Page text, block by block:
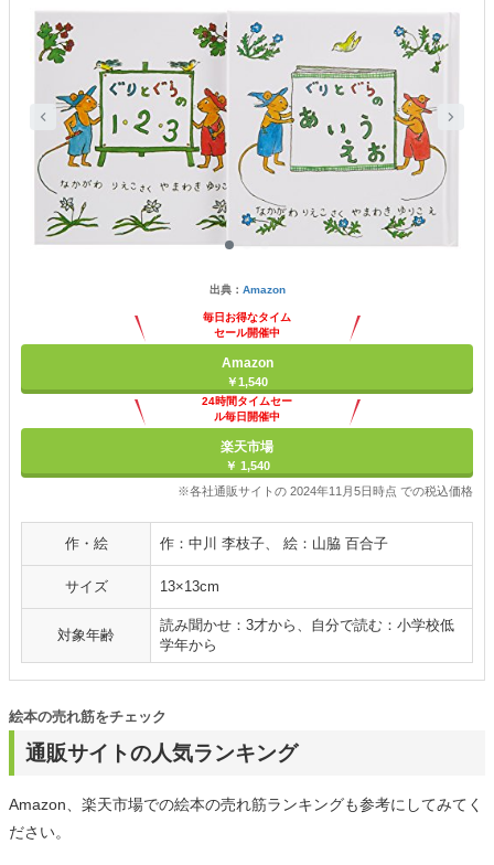
出典： Amazon
毎日お得なタイム
セール開催中
Amazon
￥1,540
24時間タイムセー
ル毎日開催中
楽天市場
￥ 1,540
※各社通販サイトの 2024年11月5日時点 での税込価格
作・絵 作：中川 李枝子、 絵：山脇 百合子
サイズ 13×13cm
対象年齢
読み聞かせ：3才から、自分で読む：小学校低
学年から
通販サイトの人気ランキング
絵本の売れ筋をチェック
Amazon、楽天市場での絵本の売れ筋ランキングも参考にしてみてく
ださい。